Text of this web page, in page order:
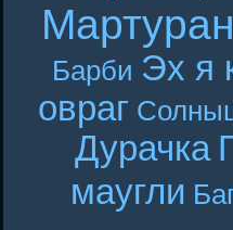
Барби Эх я
овраг
Дурачка
маугли